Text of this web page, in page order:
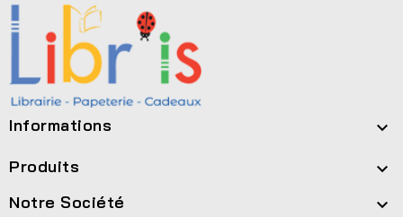
Informations 
Produits 
Notre Société 